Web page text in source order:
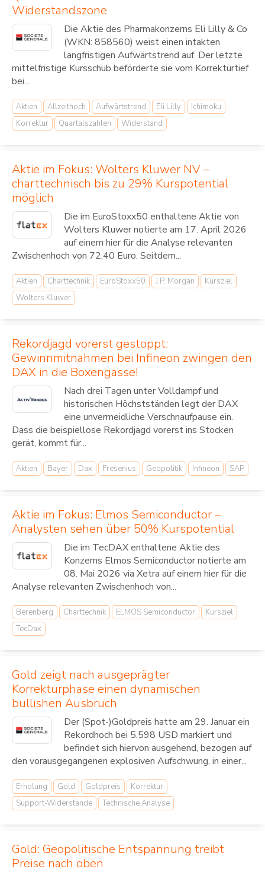
Widerstandszone
Die Aktie des Pharmakonzerns Eli Lilly & Co
(WKN: 858560) weist einen intakten
langfristigen Aufwärtstrend auf. Der letzte
mittelfristige Kursschub beförderte sie vom Korrekturtief
bei...
Aktien Allzeithoch Aufwärtstrend Eli Lilly
Ichimoku
Korrektur
Quartalszahlen Widerstand
Aktie im Fokus: Wolters Kluwer NV –
charttechnisch bis zu 29% Kurspotential
möglich
Die im EuroStoxx50 enthaltene Aktie von
Wolters Kluwer notierte am 17. April 2026
auf einem hier für die Analyse relevanten
Zwischenhoch von 72,40 Euro. Seitdem...
Aktien Charttechnik EuroStoxx50 J.P. Morgan
Kursziel
Wolters Kluwer
Rekordjagd vorerst gestoppt:
Gewinnmitnahmen bei Infineon zwingen den
DAX in die Boxengasse!
Nach drei Tagen unter Volldampf und
historischen Höchstständen legt der DAX
eine unvermeidliche Verschnaufpause ein.
Dass die beispiellose Rekordjagd vorerst ins Stocken
gerät, kommt für...
Aktien Bayer Dax Fresenius Geopolitik Infineon SAP
Aktie im Fokus: Elmos Semiconductor –
Analysten sehen über 50% Kurspotential
Die im TecDAX enthaltene Aktie des
Konzerns Elmos Semiconductor notierte am
08. Mai 2026 via Xetra auf einem hier für die
Analyse relevanten Zwischenhoch von...
Berenberg Charttechnik ELMOS Semiconductor
Kursziel
TecDax
Gold zeigt nach ausgeprägter
Korrekturphase einen dynamischen
bullishen Ausbruch
Der (Spot-)Goldpreis hatte am 29. Januar ein
Rekordhoch bei 5.598 USD markiert und
befindet sich hiervon ausgehend, bezogen auf
den vorausgegangenen explosiven Aufschwung, in einer...
Erholung Gold Goldpreis
Korrektur
Support-Widerstände
Technische Analyse
Gold: Geopolitische Entspannung treibt
Preise nach oben